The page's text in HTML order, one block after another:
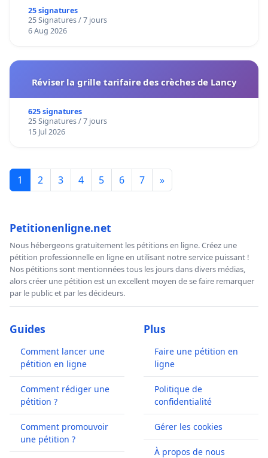
25 signatures
25 Signatures / 7 jours
6 Aug 2026
Réviser la grille tarifaire des crèches de Lancy
625 signatures
25 Signatures / 7 jours
15 Jul 2026
1 2 3 4 5 6 7 »
Petitionenligne.net
Nous hébergeons gratuitement les pétitions en ligne. Créez une
pétition professionnelle en ligne en utilisant notre service puissant !
Nos pétitions sont mentionnées tous les jours dans divers médias,
alors créer une pétition est un excellent moyen de se faire remarquer
par le public et par les décideurs.
Guides
Comment lancer une
pétition en ligne
Comment rédiger une
pétition ?
Comment promouvoir
une pétition ?
Plus
Faire une pétition en
ligne
Politique de
confidentialité
Gérer les cookies
À propos de nous